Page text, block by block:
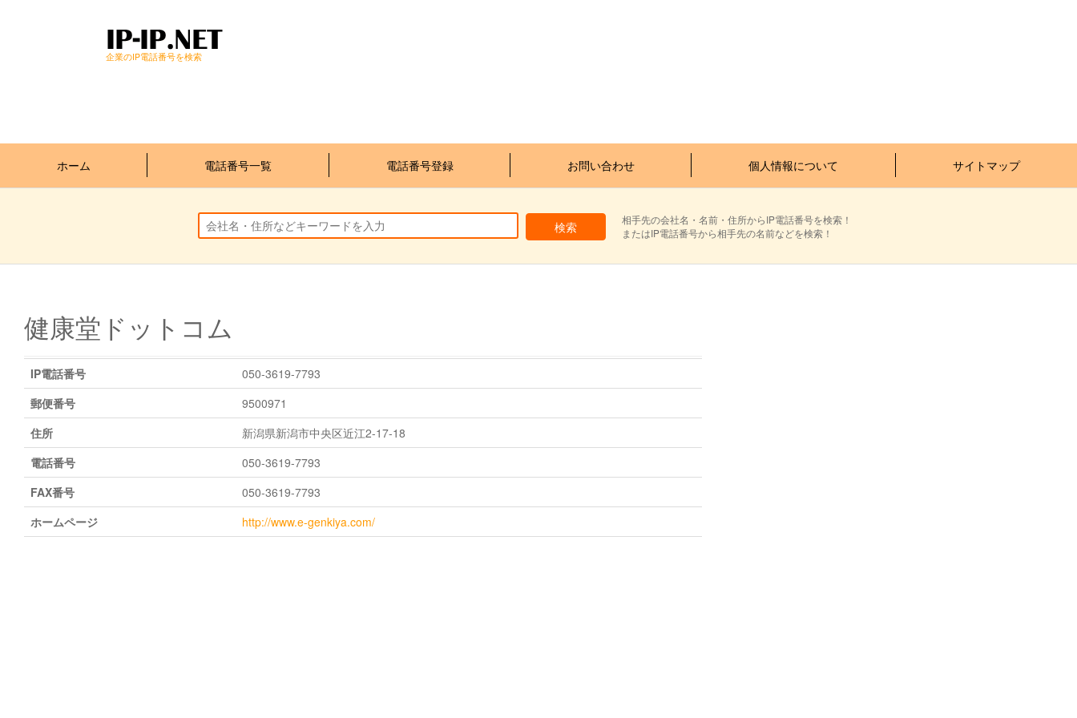
企業のIP電話番号を検索
ホーム 電話番号一覧 電話番号登録 お問い合わせ 個人情報について サイトマップ
相手先の会社名・名前・住所からIP電話番号を検索！
またはIP電話番号から相手先の名前などを検索！
健康堂ドットコム
IP電話番号
050-3619-7793
郵便番号
9500971
住所
新潟県新潟市中央区近江2-17-18
電話番号
050-3619-7793
FAX番号
050-3619-7793
ホームページ
http://www.e-genkiya.com/